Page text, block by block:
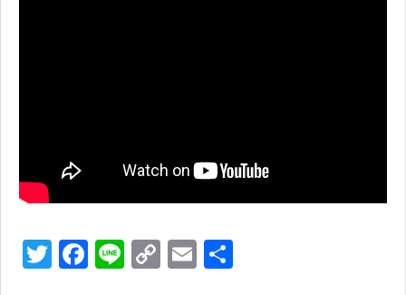
T
F
Li
C
E